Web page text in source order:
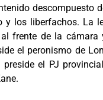
los liberfachos. La
frente de la
el peronismo de
el PJ